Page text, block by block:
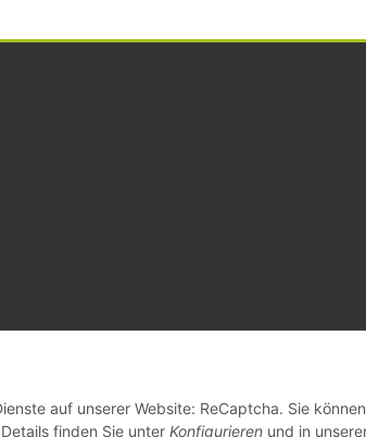
auf unserer Website: ReCaptcha. Sie können
finden Sie unter Konfigurieren und in